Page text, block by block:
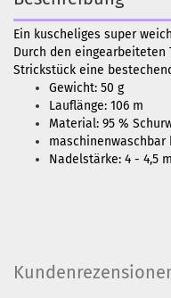
Ein kuscheliges super
Durch den
Strickstück eine
Gewicht: 50 g
Lauflänge: 106 m
Material: 95 %
maschinenwaschbar
Nadelstärke: 4 - 4,5